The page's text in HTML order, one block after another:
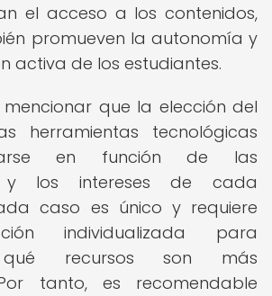
el acceso a los contenidos,
promueven la autonomía y
activa de los estudiantes.
que la elección del
herramientas tecnológicas
en función de las
y los intereses de cada
caso es único y requiere
individualizada para
qué recursos son más
tanto, es recomendable